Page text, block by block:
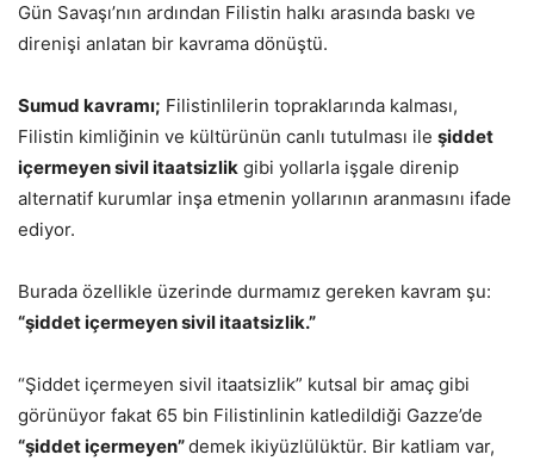
Gün Savaşı’nın ardından Filistin halkı arasında baskı ve
direnişi anlatan bir kavrama dönüştü.
Sumud kavramı; Filistinlilerin topraklarında kalması,
Filistin kimliğinin ve kültürünün canlı tutulması ile şiddet
içermeyen sivil itaatsizlik gibi yollarla işgale direnip
alternatif kurumlar inşa etmenin yollarının aranmasını ifade
ediyor.
Burada özellikle üzerinde durmamız gereken kavram şu:
“şiddet içermeyen sivil itaatsizlik.”
“Şiddet içermeyen sivil itaatsizlik” kutsal bir amaç gibi
görünüyor fakat 65 bin Filistinlinin katledildiği Gazze’de
“şiddet içermeyen”demek ikiyüzlülüktür. Bir katliam var,